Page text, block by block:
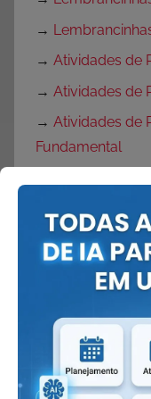
→
→ Atividades de
→ Atividades de
→ Atividades de
Fundamental
→Atividades de
Desenhos de
→Desenho de
Rotina
→Plano de Aula